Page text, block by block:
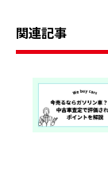
関連記事